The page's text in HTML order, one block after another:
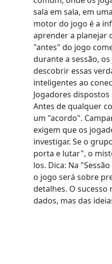
sala em sala, em
motor do jogo é a
aprender a planejar
"antes" do jogo
durante a sessão,
descobrir essas
inteligentes ao
Jogadores
Antes de qualquer
um "acordo".
exigem que os
investigar. Se o
porta e lutar", o
los. Dica: Na
o jogo será sobre
detalhes. O sucesso
dados, mas das